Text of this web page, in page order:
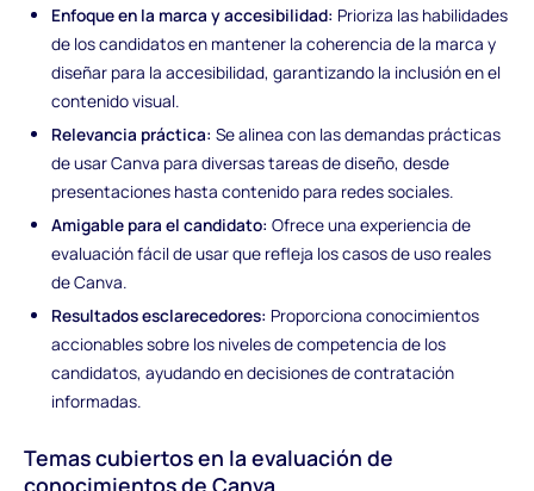
Enfoque en la marca y accesibilidad: Prioriza las habilidades
de los candidatos en mantener la coherencia de la marca y
diseñar para la accesibilidad, garantizando la inclusión en el
contenido visual.
Relevancia práctica: Se alinea con las demandas prácticas
de usar Canva para diversas tareas de diseño, desde
presentaciones hasta contenido para redes sociales.
Amigable para el candidato: Ofrece una experiencia de
evaluación fácil de usar que refleja los casos de uso reales
de Canva.
Resultados esclarecedores: Proporciona conocimientos
accionables sobre los niveles de competencia de los
candidatos, ayudando en decisiones de contratación
informadas.
Temas cubiertos en la evaluación de
conocimientos de Canva